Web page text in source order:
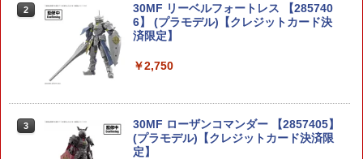
2
30MF リーベルフォートレス 【285740
6】 (プラモデル)【クレジットカード決
済限定】
￥2,750
3
30MF ローザンコマンダー 【2857405】
(プラモデル)【クレジットカード決済限
定】